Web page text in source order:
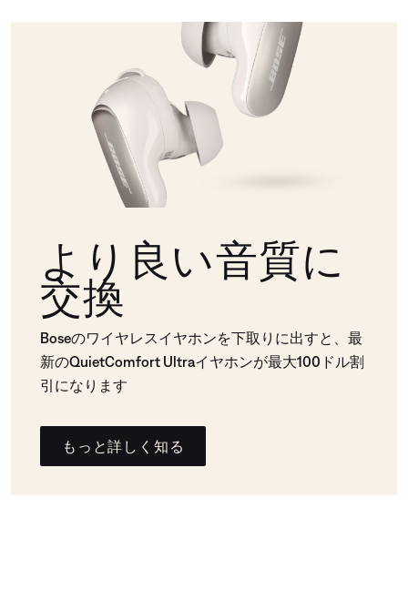
より良い音質に
交換
Boseのワイヤレスイヤホンを下取りに出すと、最
新のQuietComfort Ultraイヤホンが最大100ドル割
引になります
もっと詳しく知る